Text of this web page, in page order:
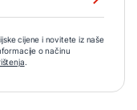
cijene i novitete iz naše
o načinu
.